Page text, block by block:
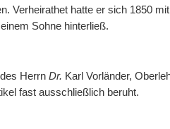
Verheirathet hatte er sich 1850
Sohne hinterließ.
Herrn Dr. Karl Vorländer,
fast ausschließlich beruht.